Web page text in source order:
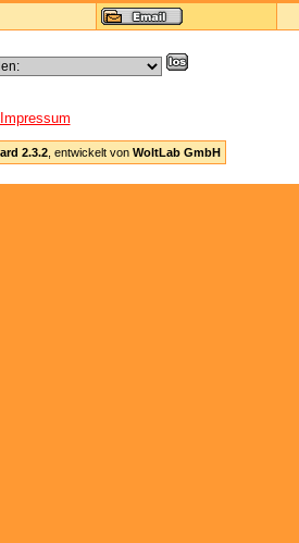
Impressum
2.3.2, entwickelt von WoltLab GmbH